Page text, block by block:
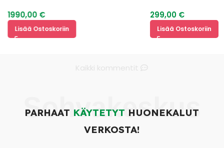
1990,00 €
Lisää Ostoskoriin
299,00 €
Lisää Ostoskoriin
Sohvakeskus
PARHAAT KÄYTETYT HUONEKALUT
VERKOSTA!